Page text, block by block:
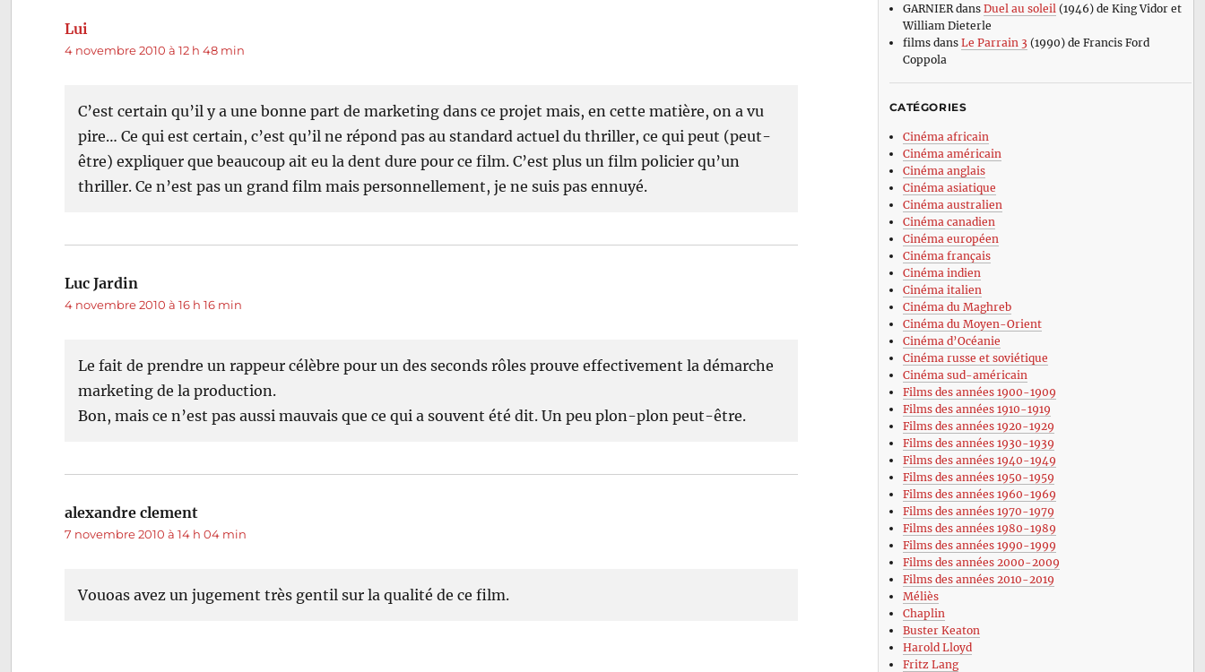
Lui
4 novembre 2010 à 12 h 48 min
C’est certain qu’il y a une bonne part de marketing dans ce projet mais, en cette matière, on a vu
pire… Ce qui est certain, c’est qu’il ne répond pas au standard actuel du thriller, ce qui peut (peut-
être) expliquer que beaucoup ait eu la dent dure pour ce film. C’est plus un film policier qu’un
thriller. Ce n’est pas un grand film mais personnellement, je ne suis pas ennuyé.
Luc Jardin
4 novembre 2010 à 16 h 16 min
Le fait de prendre un rappeur célèbre pour un des seconds rôles prouve effectivement la démarche
marketing de la production.
Bon, mais ce n’est pas aussi mauvais que ce qui a souvent été dit. Un peu plon-plon peut-être.
alexandre clement
7 novembre 2010 à 14 h 04 min
Vouoas avez un jugement très gentil sur la qualité de ce film.
GARNIERdans Duel au soleil (1946) de King Vidor et
William Dieterle
filmsdans Le Parrain 3 (1990) de Francis Ford
Coppola
CATÉGORIES
Cinéma africain
Cinéma américain
Cinéma anglais
Cinéma asiatique
Cinéma australien
Cinéma canadien
Cinéma européen
Cinéma français
Cinéma indien
Cinéma italien
Cinéma du Maghreb
Cinéma du Moyen-Orient
Cinéma d’Océanie
Cinéma russe et soviétique
Cinéma sud-américain
Films des années 1900-1909
Films des années 1910-1919
Films des années 1920-1929
Films des années 1930-1939
Films des années 1940-1949
Films des années 1950-1959
Films des années 1960-1969
Films des années 1970-1979
Films des années 1980-1989
Films des années 1990-1999
Films des années 2000-2009
Films des années 2010-2019
Méliès
Chaplin
Buster Keaton
Harold Lloyd
Fritz Lang